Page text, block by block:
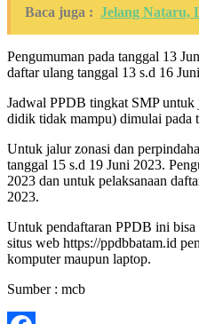
Baca juga : Jelang Nataru,
Pengumuman pada tanggal 13
daftar ulang tanggal 13 s.d 16
Jadwal PPDB tingkat SMP untuk
didik tidak mampu) dimulai pada
Untuk jalur zonasi dan
tanggal 15 s.d 19 Juni 2023.
2023 dan untuk pelaksanaan
2023.
Untuk pendaftaran PPDB ini
situs web https://ppdbbatam.id
komputer maupun laptop.
Sumber : mcb